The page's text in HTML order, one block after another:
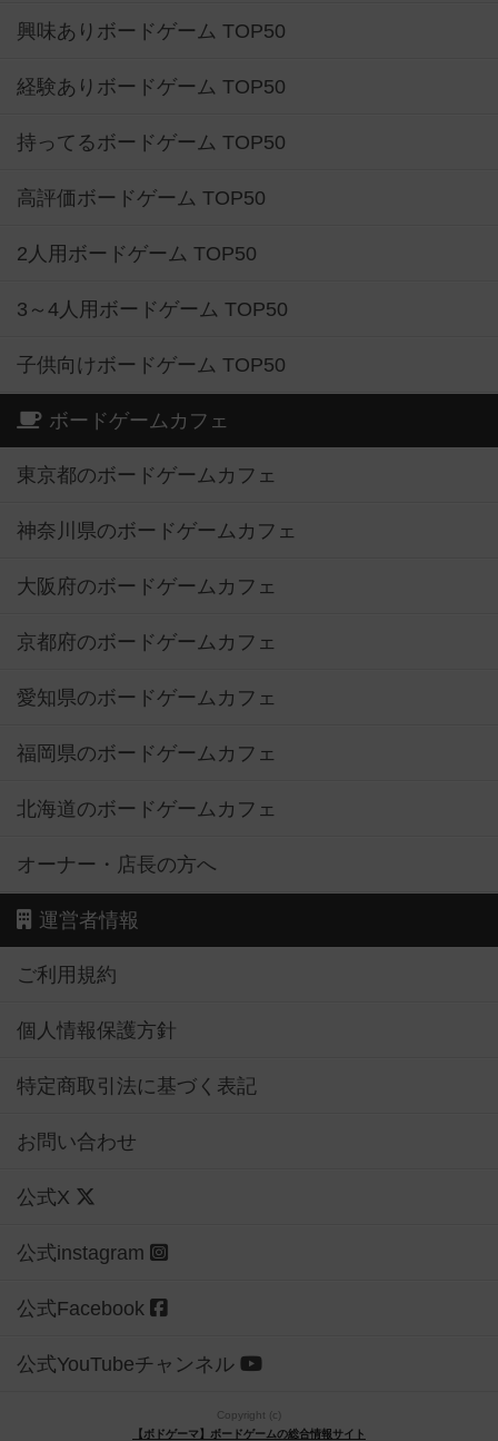
興味ありボードゲーム TOP50
経験ありボードゲーム TOP50
持ってるボードゲーム TOP50
高評価ボードゲーム TOP50
2人用ボードゲーム TOP50
3～4人用ボードゲーム TOP50
子供向けボードゲーム TOP50
ボードゲームカフェ
東京都のボードゲームカフェ
神奈川県のボードゲームカフェ
大阪府のボードゲームカフェ
京都府のボードゲームカフェ
愛知県のボードゲームカフェ
福岡県のボードゲームカフェ
北海道のボードゲームカフェ
オーナー・店長の方へ
運営者情報
ご利用規約
個人情報保護方針
特定商取引法に基づく表記
お問い合わせ
公式X
公式instagram
公式Facebook
公式YouTubeチャンネル
Copyright (c)
【ボドゲーマ】ボードゲームの総合情報サイト